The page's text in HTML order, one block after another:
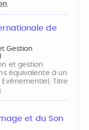
de
Gestion
et gestion
équivalente à un
Titre
et du Son